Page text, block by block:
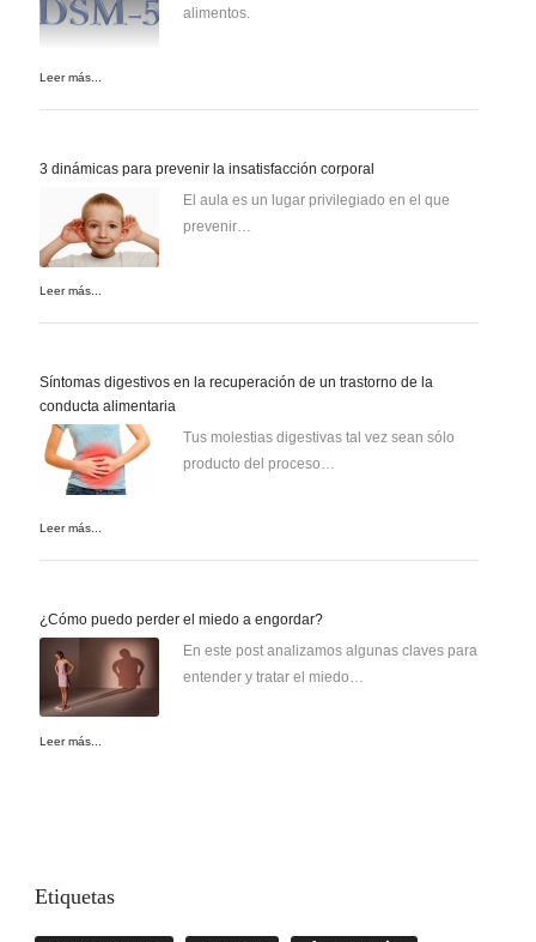
alimentos.
Leer más...
3 dinámicas para prevenir la insatisfacción corporal
El aula es un lugar privilegiado en el que
prevenir…
Leer más...
Síntomas digestivos en la recuperación de un trastorno de la
conducta alimentaria
Tus molestias digestivas tal vez sean sólo
producto del proceso…
Leer más...
¿Cómo puedo perder el miedo a engordar?
En este post analizamos algunas claves para
entender y tratar el miedo…
Leer más...
Etiquetas